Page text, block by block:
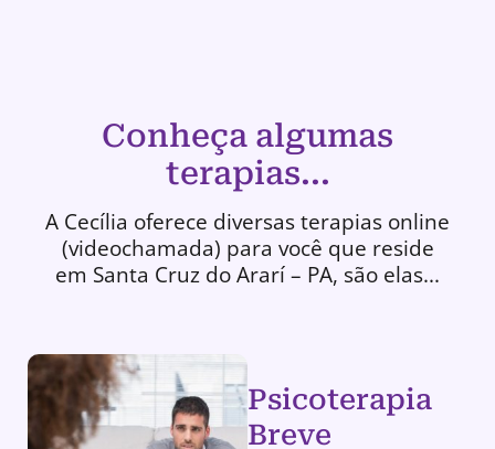
Conheça algumas
terapias...
A Cecília oferece diversas terapias online
(videochamada) para você que reside
em Santa Cruz do Ararí – PA, são elas...
Psicoterapia
Breve